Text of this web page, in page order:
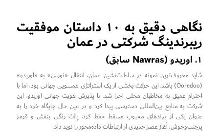
نگاهی دقیق به ۱۰ داستان موفقیت
ریبرندینگ شرکتی در عمان
۱. اوریدو (Nawras سابق)
شاید معروف‌ترین نمونه در سلطنت‌نشین عمان، انتقال «نورس» به «اوریدو»
(Ooredoo) باشد. این حرکت بخشی از یک استراتژی همسویی جهانی بود، اما با
احترام عمیق به مخاطبان محلی اجرا شد. با پذیرش هویت جهانی اوریدو، این
شرکت به منابع بین‌المللی دسترسی پیدا کرد و در عین حال جایگاه خود را به
عنوان یکی از برندهای محبوب مسقط حفظ کرد. پالت رنگی بنفش و قرمز
پرجنب‌وجوش، آغاز عصر جدیدی از ارتباطات داده‌محور را نوید داد.